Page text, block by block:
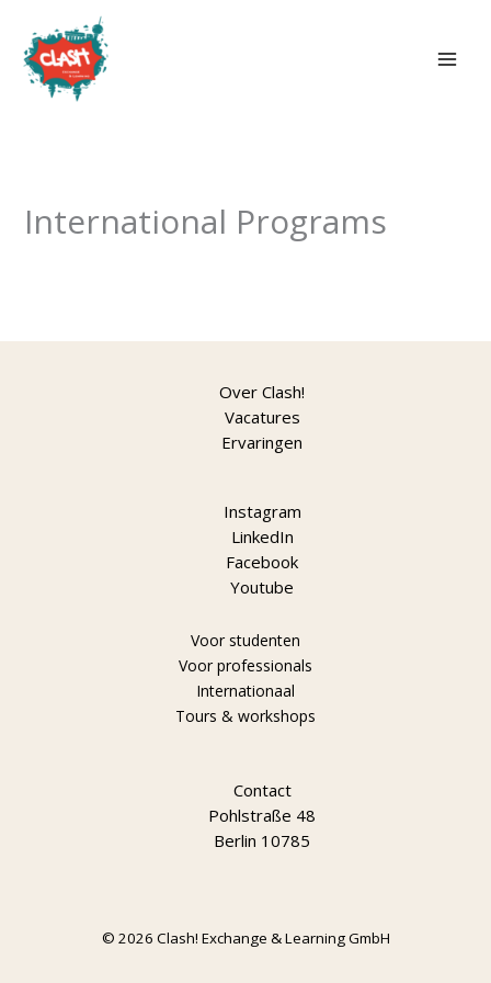
content
International Programs
Over Clash!
Vacatures
Ervaringen
Instagram
LinkedIn
Facebook
Youtube
Voor studenten
Voor professionals
Internationaal
Tours & workshops
Contact
Pohlstraße 48
Berlin 10785
© 2026 Clash! Exchange & Learning GmbH